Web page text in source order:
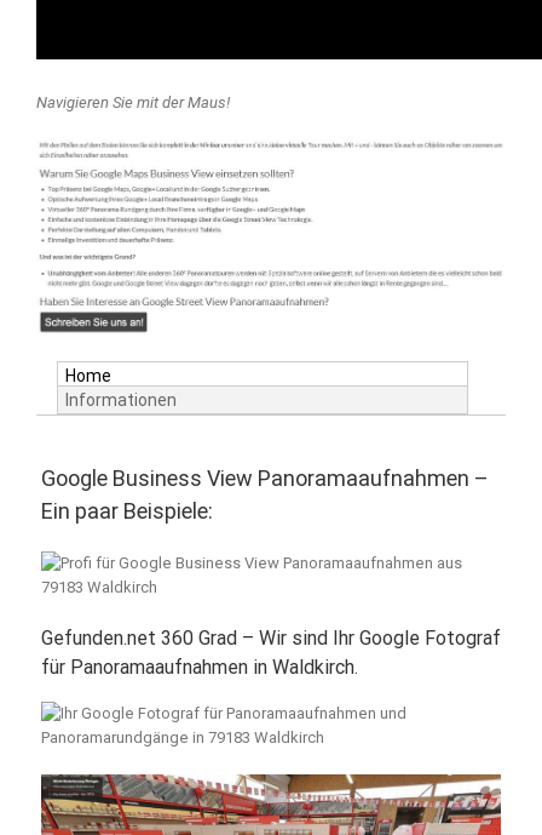
Navigieren Sie mit der Maus!
Home
Informationen
Google Business View Panoramaaufnahmen –
Ein paar Beispiele:
Gefunden.net 360 Grad – Wir sind Ihr Google Fotograf
für Panoramaaufnahmen in Waldkirch.